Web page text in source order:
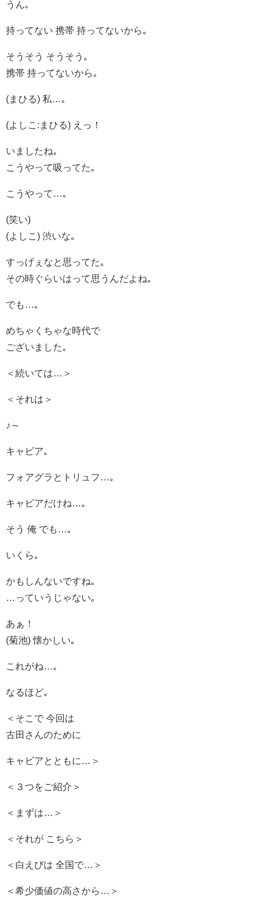
うん｡
持ってない 携帯 持ってないから｡
そうそう そうそう｡
携帯 持ってないから｡
(まひる) 私…｡
(よしこ:まひる) えっ！
いましたね｡
こうやって吸ってた｡
こうやって…｡
(笑い)
(よしこ) 渋いな｡
すっげぇなと思ってた｡
その時ぐらいはって思うんだよね｡
でも…｡
めちゃくちゃな時代で
ございました｡
＜続いては…＞
＜それは＞
♪～
キャビア｡
フォアグラとトリュフ…｡
キャビアだけね…｡
そう 俺 でも…｡
いくら｡
かもしんないですね｡
…っていうじゃない｡
あぁ！
(菊池) 懐かしい｡
これがね…｡
なるほど｡
＜そこで 今回は
古田さんのために
キャビアとともに…＞
＜３つをご紹介＞
＜まずは…＞
＜それが こちら＞
＜白えびは 全国で…＞
＜希少価値の高さから…＞